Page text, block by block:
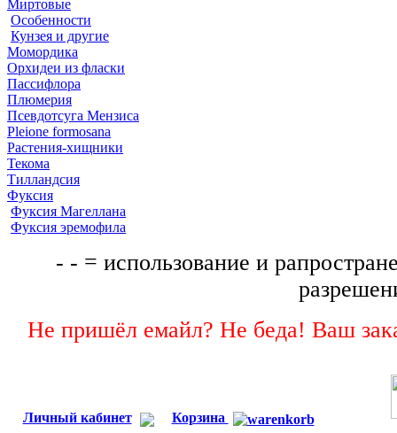
Миртовые
Особенности
Кунзея и другие
Момордика
Орхидеи из фласки
Пассифлора
Плюмерия
Псевдотсуга Мензиса
Pleione formosana
Растения-хищники
Текома
Тилландсия
Фуксия
Фуксия Магеллана
Фуксия эремофила
- - = использование и
Не пришёл емайл? Не беда! Ваш
Личный кабинет Корзина